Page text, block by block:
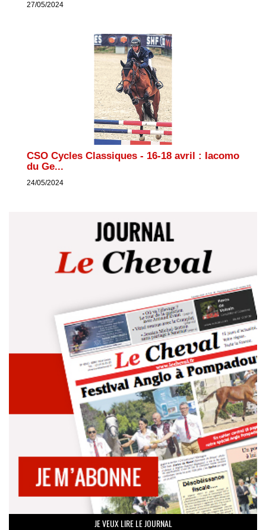
27/05/2024
CSO Cycles Classiques - 16-18 avril : Iacomo
du Ge...
24/05/2024
JE VEUX LIRE LE JOURNAL